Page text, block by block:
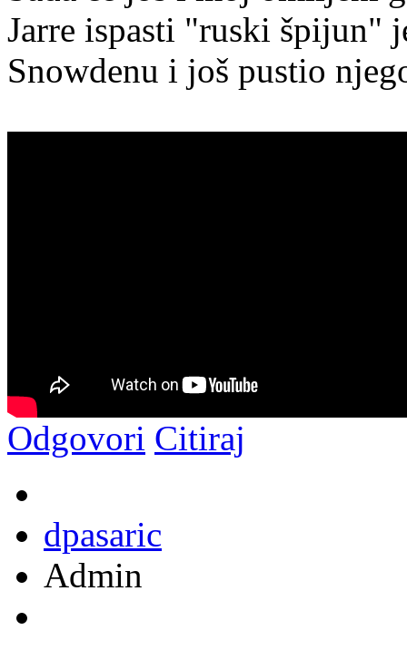
Jarre ispasti "ruski špijun"
Snowdenu i još pustio
Odgovori Citiraj
dpasaric
Admin